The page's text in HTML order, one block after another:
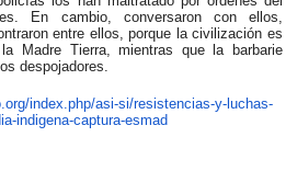
En cambio, conversaron con ellos,
entre ellos, porque la civilización es
Madre Tierra, mientras que la barbarie
despojadores.
index.php/asi-si/resistencias-y-luchas-
indigena-captura-esmad